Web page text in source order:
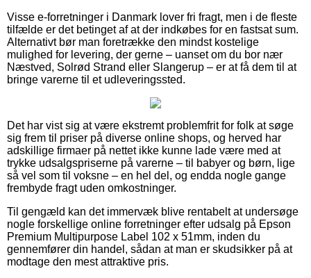
Visse e-forretninger i Danmark lover fri fragt, men i de fleste
tilfælde er det betinget af at der indkøbes for en fastsat sum.
Alternativt bør man foretrække den mindst kostelige
mulighed for levering, der gerne – uanset om du bor nær
Næstved, Solrød Strand eller Slangerup – er at få dem til at
bringe varerne til et udleveringssted.
Det har vist sig at være ekstremt problemfrit for folk at søge
sig frem til priser på diverse online shops, og herved har
adskillige firmaer på nettet ikke kunne lade være med at
trykke udsalgspriserne på varerne – til babyer og børn, lige
så vel som til voksne – en hel del, og endda nogle gange
frembyde fragt uden omkostninger.
Til gengæld kan det immervæk blive rentabelt at undersøge
nogle forskellige online forretninger efter udsalg på Epson
Premium Multipurpose Label 102 x 51mm, inden du
gennemfører din handel, sådan at man er skudsikker på at
modtage den mest attraktive pris.